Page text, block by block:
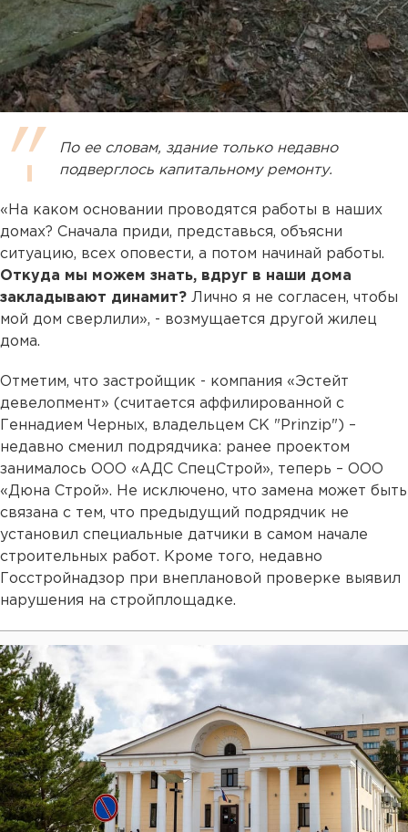
По ее словам, здание только недавно
подверглось капитальному ремонту.
«На каком основании проводятся работы в наших
домах? Сначала приди, представься, объясни
ситуацию, всех оповести, а потом начинай работы.
Откуда мы можем знать, вдруг в наши дома
закладывают динамит? Лично я не согласен, чтобы
мой дом сверлили», - возмущается другой жилец
дома.
Отметим, что застройщик - компания «Эстейт
девелопмент» (считается аффилированной с
Геннадием Черных, владельцем СК "Prinzip") –
недавно сменил подрядчика: ранее проектом
занималось ООО «АДС СпецСтрой», теперь – ООО
«Дюна Строй». Не исключено, что замена может быть
связана с тем, что предыдущий подрядчик не
установил специальные датчики в самом начале
строительных работ. Кроме того, недавно
Госстройнадзор при внеплановой проверке выявил
нарушения на стройплощадке.